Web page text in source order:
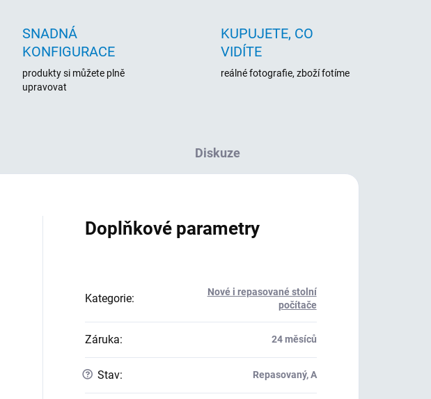
SNADNÁ
KONFIGURACE
produkty si můžete plně
upravovat
KUPUJETE, CO
VIDÍTE
reálné fotografie, zboží fotíme
Diskuze
Doplňkové parametry
Kategorie:
Nové i repasované stolní
počítače
Záruka: 24 měsíců
? Stav: Repasovaný, A